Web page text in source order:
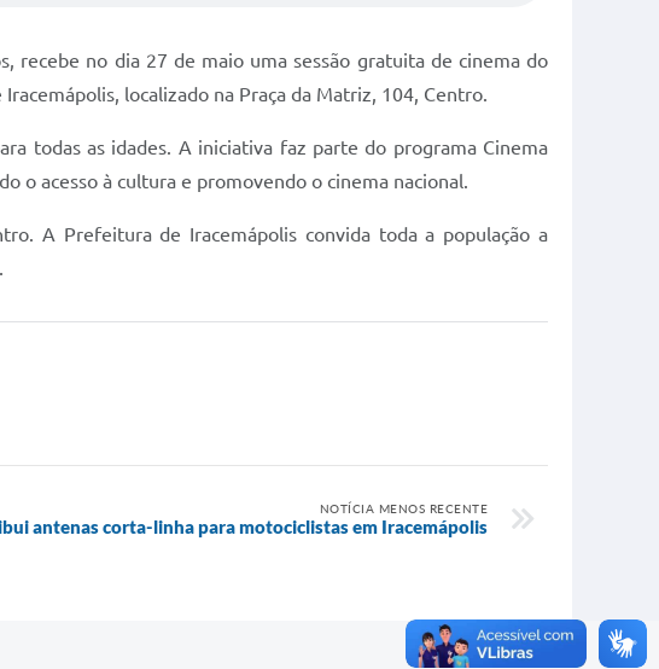
recebe no dia 27 de maio uma sessão gratuita de cinema do
localizado na Praça da Matriz, 104, Centro.
todas as idades. A iniciativa faz parte do programa Cinema
o acesso à cultura e promovendo o cinema nacional.
A Prefeitura de Iracemápolis convida toda a população a
NOTÍCIA MENOS RECENTE
antenas corta-linha para motociclistas em Iracemápolis